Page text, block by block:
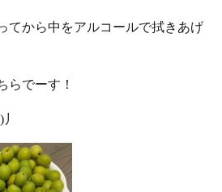
てから中をアルコールで拭きあげ
らでーす！